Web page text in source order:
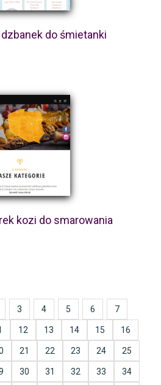
do śmietanki
kozi do smarowania
3 4 5 6 7
12 13 14 15 16
21 22 23 24 25
30 31 32 33 34